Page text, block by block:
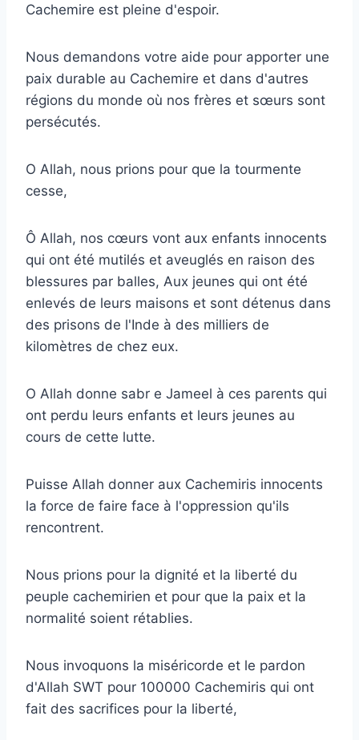
Cachemire est pleine d'espoir.
Nous demandons votre aide pour apporter une
paix durable au Cachemire et dans d'autres
régions du monde où nos frères et sœurs sont
persécutés.
O Allah, nous prions pour que la tourmente
cesse,
Ô Allah, nos cœurs vont aux enfants innocents
qui ont été mutilés et aveuglés en raison des
blessures par balles, Aux jeunes qui ont été
enlevés de leurs maisons et sont détenus dans
des prisons de l'Inde à des milliers de
kilomètres de chez eux.
O Allah donne sabr e Jameel à ces parents qui
ont perdu leurs enfants et leurs jeunes au
cours de cette lutte.
Puisse Allah donner aux Cachemiris innocents
la force de faire face à l'oppression qu'ils
rencontrent.
Nous prions pour la dignité et la liberté du
peuple cachemirien et pour que la paix et la
normalité soient rétablies.
Nous invoquons la miséricorde et le pardon
d'Allah SWT pour 100000 Cachemiris qui ont
fait des sacrifices pour la liberté,